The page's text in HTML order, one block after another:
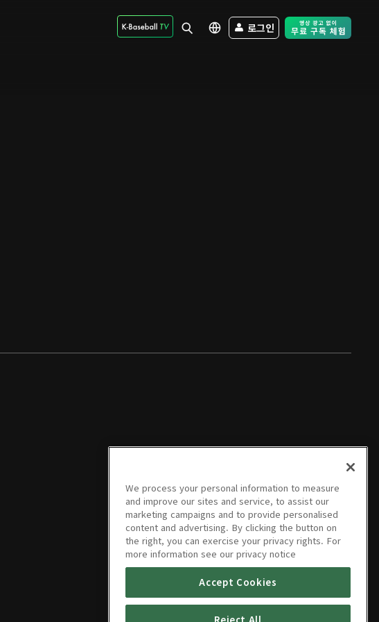
로그인 Free Trial -
We process your personal information to measure
and improve our sites and service, to assist our
marketing campaigns and to provide personalised
content and advertising. By clicking the button on
the right, you can exercise your privacy rights. For
more information see our privacy notice
Accept Cookies